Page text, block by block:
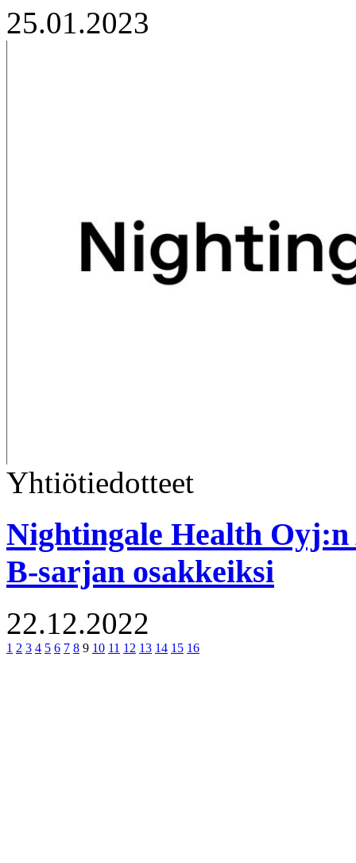
25.01.2023
Yhtiötiedotteet
Nightingale Health
B-sarjan osakkeiksi
22.12.2022
1 2 3 4 5 6 7 8 9 10 11 12 13 14 15 16